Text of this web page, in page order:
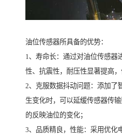
油位传感器所具备的优势：
1、寿命长：通过对油位传感器
性、抗震性，耐压性显著提高，
2、克服数据抖动问题：添加了
生变化时，可以延缓传感器传
的反映油位的变化；
3、品质精良，性能：采用优化